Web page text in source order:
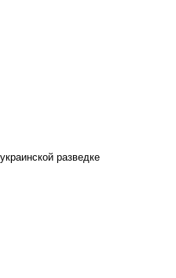
разведке